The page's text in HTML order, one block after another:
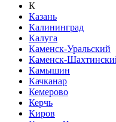
К
Казань
Калининград
Калуга
Каменск-Уральский
Каменск-
Камышин
Качканар
Кемерово
Керчь
Киров